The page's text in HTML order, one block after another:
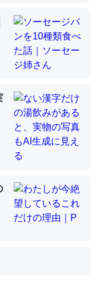
足してて両方に不
カルシウムを使わ
うのか？
昆虫はなぜ海にいな
使う脊椎動物と貝
を無くしてナメク
昆虫はなぜ海にいな